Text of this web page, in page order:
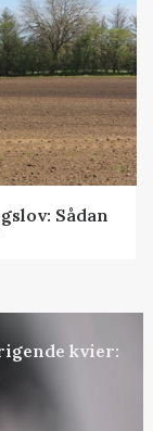
Sådan
kvier: